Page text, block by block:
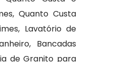
Quanto Custa
Lavatório de
Bancadas
de Granito para